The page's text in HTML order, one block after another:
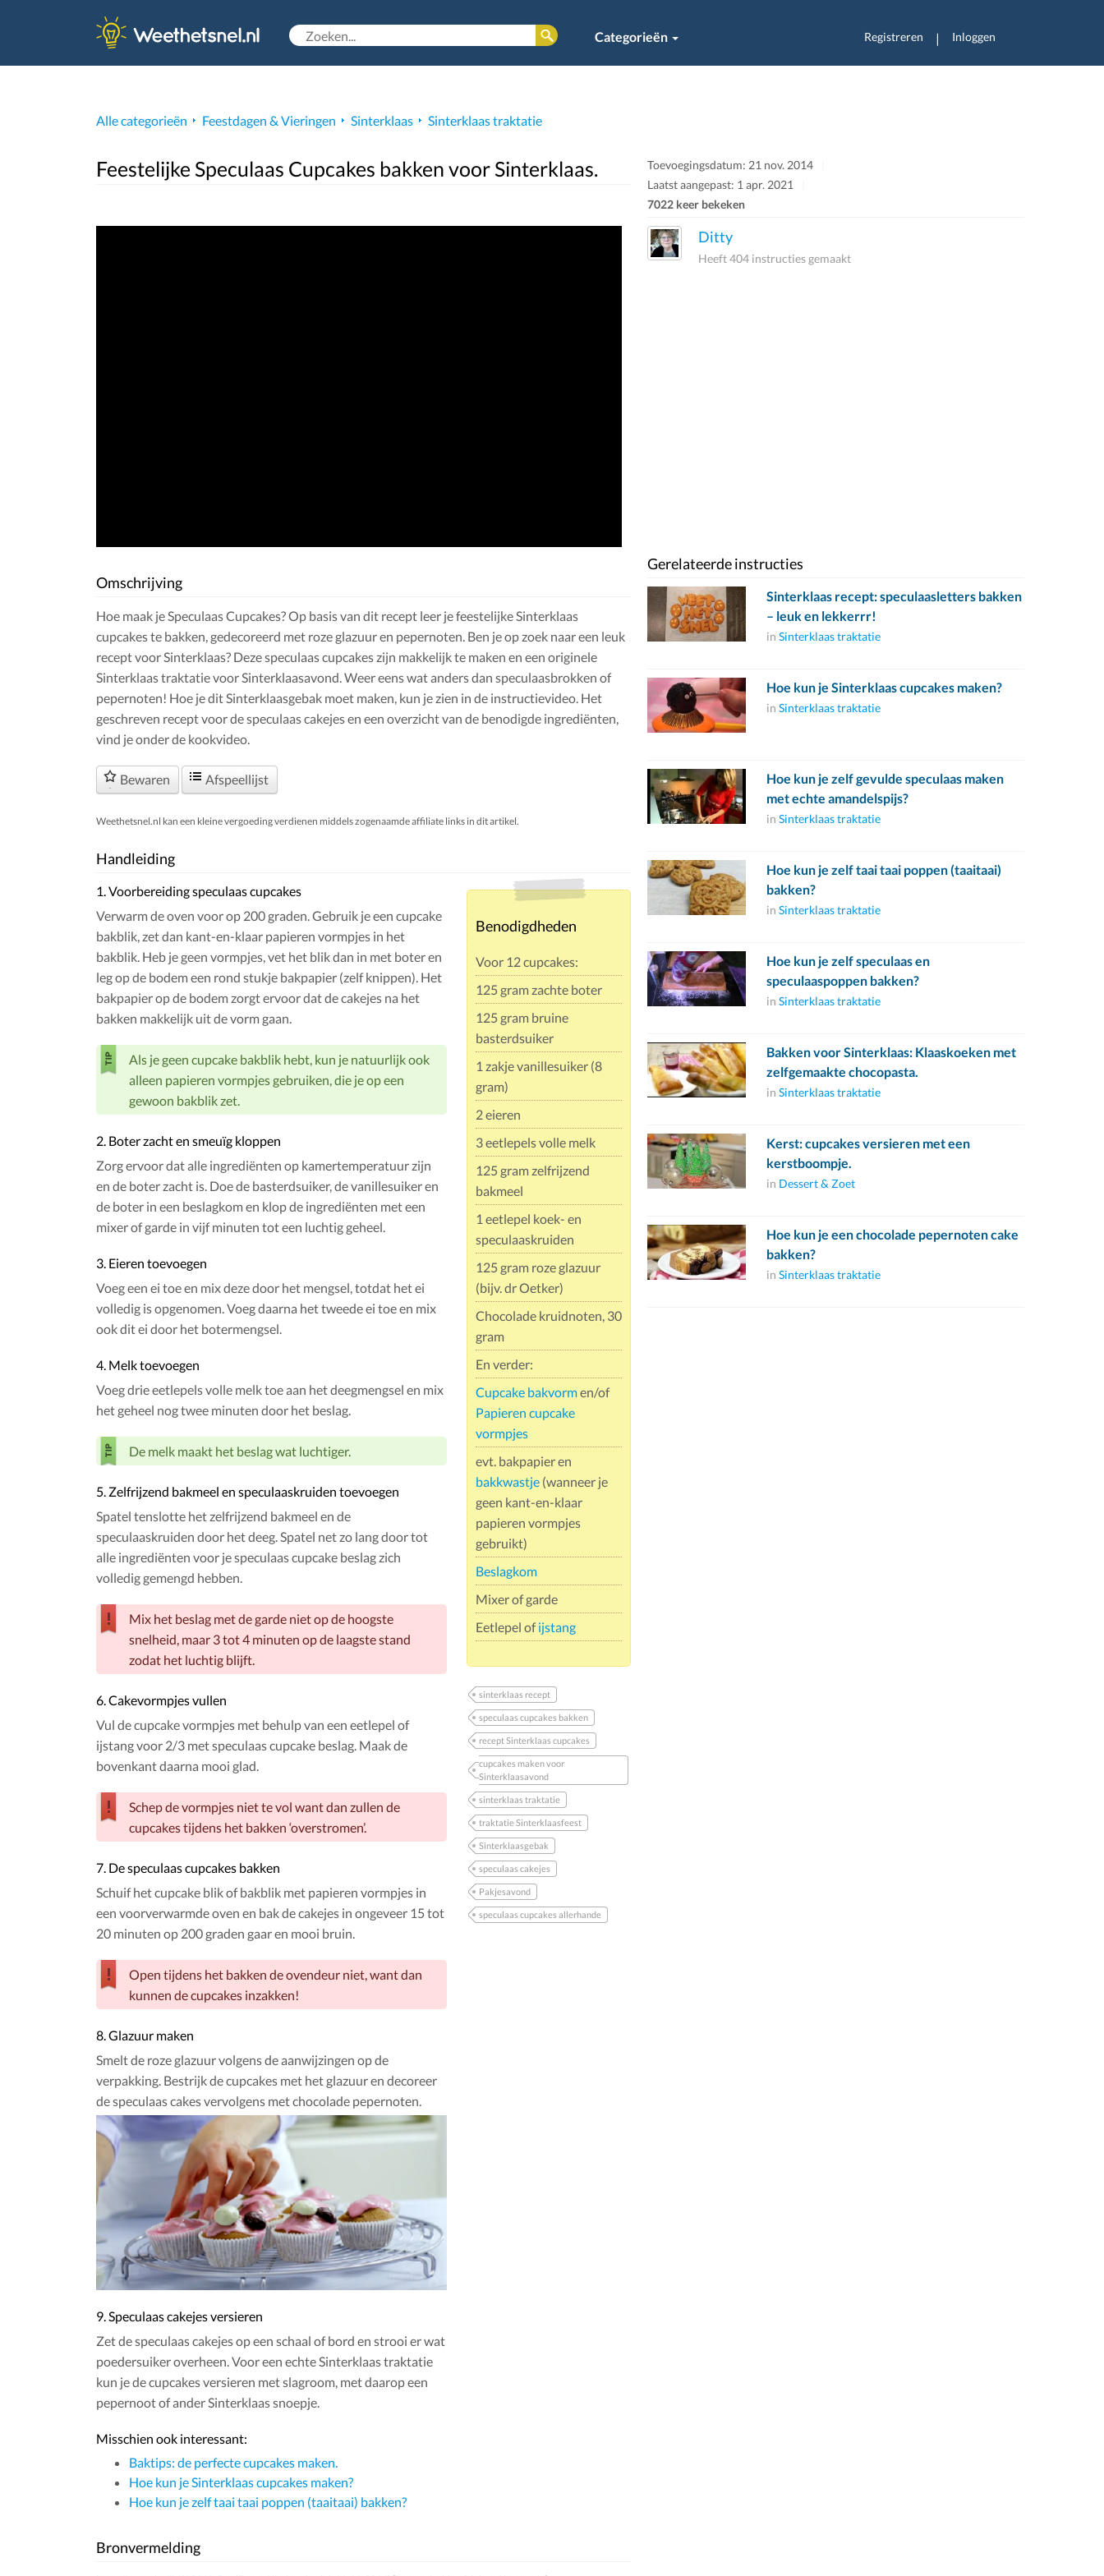
Categorieën Registreren | Inloggen
Alle categorieën Feestdagen & Vieringen Sinterklaas Sinterklaas traktatie
Feestelijke Speculaas Cupcakes bakken voor Sinterklaas.
Toevoegingsdatum: 21 nov. 2014
Laatst aangepast: 1 apr. 2021
7022 keer bekeken
Omschrijving
Hoe maak je Speculaas Cupcakes? Op basis van dit recept leer je feestelijke Sinterklaas
cupcakes te bakken, gedecoreerd met roze glazuur en pepernoten. Ben je op zoek naar een leuk
recept voor Sinterklaas? Deze speculaas cupcakes zijn makkelijk te maken en een originele
Sinterklaas traktatie voor Sinterklaasavond. Weer eens wat anders dan speculaasbrokken of
pepernoten! Hoe je dit Sinterklaasgebak moet maken, kun je zien in de instructievideo. Het
geschreven recept voor de speculaas cakejes en een overzicht van de benodigde ingrediënten,
vind je onder de kookvideo.
Bewaren Afspeellijst
Weethetsnel.nl kan een kleine vergoeding verdienen middels zogenaamde affiliate links in dit artikel.
Handleiding
Benodigdheden
Voor 12 cupcakes:
125 gram zachte boter
125 gram bruine
basterdsuiker
1 zakje vanillesuiker (8
gram)
2 eieren
3 eetlepels volle melk
125 gram zelfrijzend
bakmeel
1 eetlepel koek- en
speculaaskruiden
125 gram roze glazuur
(bijv. dr Oetker)
Chocolade kruidnoten, 30
gram
En verder:
Cupcake bakvormen/of
Papieren cupcake
vormpjes
evt. bakpapier en
bakkwastje(wanneer je
geen kant-en-klaar
papieren vormpjes
gebruikt)
Beslagkom
Mixer of garde
Eetlepel ofijstang
sinterklaas recept
speculaas cupcakes bakken
recept Sinterklaas cupcakes
cupcakes maken voor
Sinterklaasavond
sinterklaas traktatie
traktatie Sinterklaasfeest
Sinterklaasgebak
speculaas cakejes
Pakjesavond
speculaas cupcakes allerhande
1. Voorbereiding speculaas cupcakes
Verwarm de oven voor op 200 graden. Gebruik je een cupcake
bakblik, zet dan kant-en-klaar papieren vormpjes in het
bakblik. Heb je geen vormpjes, vet het blik dan in met boter en
leg op de bodem een rond stukje bakpapier (zelf knippen). Het
bakpapier op de bodem zorgt ervoor dat de cakejes na het
bakken makkelijk uit de vorm gaan.
Als je geen cupcake bakblik hebt, kun je natuurlijk ook
alleen papieren vormpjes gebruiken, die je op een
gewoon bakblik zet.
2. Boter zacht en smeuïg kloppen
Zorg ervoor dat alle ingrediënten op kamertemperatuur zijn
en de boter zacht is. Doe de basterdsuiker, de vanillesuiker en
de boter in een beslagkom en klop de ingrediënten met een
mixer of garde in vijf minuten tot een luchtig geheel.
3. Eieren toevoegen
Voeg een ei toe en mix deze door het mengsel, totdat het ei
volledig is opgenomen. Voeg daarna het tweede ei toe en mix
ook dit ei door het botermengsel.
4. Melk toevoegen
Voeg drie eetlepels volle melk toe aan het deegmengsel en mix
het geheel nog twee minuten door het beslag.
De melk maakt het beslag wat luchtiger.
5. Zelfrijzend bakmeel en speculaaskruiden toevoegen
Spatel tenslotte het zelfrijzend bakmeel en de
speculaaskruiden door het deeg. Spatel net zo lang door tot
alle ingrediënten voor je speculaas cupcake beslag zich
volledig gemengd hebben.
Mix het beslag met de garde niet op de hoogste
snelheid, maar 3 tot 4 minuten op de laagste stand
zodat het luchtig blijft.
6. Cakevormpjes vullen
Vul de cupcake vormpjes met behulp van een eetlepel of
ijstang voor 2/3 met speculaas cupcake beslag. Maak de
bovenkant daarna mooi glad.
Schep de vormpjes niet te vol want dan zullen de
cupcakes tijdens het bakken ‘overstromen’.
7. De speculaas cupcakes bakken
Schuif het cupcake blik of bakblik met papieren vormpjes in
een voorverwarmde oven en bak de cakejes in ongeveer 15 tot
20 minuten op 200 graden gaar en mooi bruin.
Open tijdens het bakken de ovendeur niet, want dan
kunnen de cupcakes inzakken!
8. Glazuur maken
Smelt de roze glazuur volgens de aanwijzingen op de
verpakking. Bestrijk de cupcakes met het glazuur en decoreer
de speculaas cakes vervolgens met chocolade pepernoten.
9. Speculaas cakejes versieren
Zet de speculaas cakejes op een schaal of bord en strooi er wat
poedersuiker overheen. Voor een echte Sinterklaas traktatie
kun je de cupcakes versieren met slagroom, met daarop een
pepernoot of ander Sinterklaas snoepje.
Misschien ook interessant:
Baktips: de perfecte cupcakes maken.
Hoe kun je Sinterklaas cupcakes maken?
Hoe kun je zelf taai taai poppen (taaitaai) bakken?
Bronvermelding
Ditty
Heeft 404 instructies gemaakt
Gerelateerde instructies
Sinterklaas recept: speculaasletters bakken
– leuk en lekkerrr!
in Sinterklaas traktatie
Hoe kun je Sinterklaas cupcakes maken?
in Sinterklaas traktatie
Hoe kun je zelf gevulde speculaas maken
met echte amandelspijs?
in Sinterklaas traktatie
Hoe kun je zelf taai taai poppen (taaitaai)
bakken?
in Sinterklaas traktatie
Hoe kun je zelf speculaas en
speculaaspoppen bakken?
in Sinterklaas traktatie
Bakken voor Sinterklaas: Klaaskoeken met
zelfgemaakte chocopasta.
in Sinterklaas traktatie
Kerst: cupcakes versieren met een
kerstboompje.
in Dessert & Zoet
Hoe kun je een chocolade pepernoten cake
bakken?
in Sinterklaas traktatie